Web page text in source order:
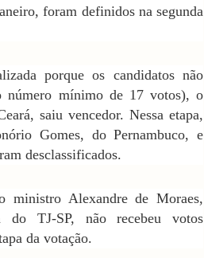
foram definidos na segunda
porque os candidatos não
número mínimo de 17 votos), o
saiu vencedor. Nessa etapa,
Gomes, do Pernambuco, e
desclassificados.
ministro Alexandre de Moraes,
do TJ-SP, não recebeu votos
da votação.